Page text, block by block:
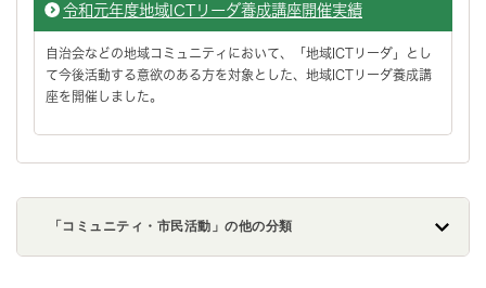
令和元年度地域ICTリーダ養成講座開催実績
自治会などの地域コミュニティにおいて、「地域ICTリーダ」とし
て今後活動する意欲のある方を対象とした、地域ICTリーダ養成講
座を開催しました。
「コミュニティ・市民活動」の他の分類